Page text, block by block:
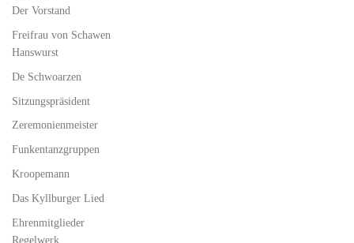
Der Vorstand
Freifrau von Schawen
Hanswurst
De Schwoarzen
Sitzungspräsident
Zeremonienmeister
Funkentanzgruppen
Kroopemann
Das Kyllburger Lied
Ehrenmitglieder
Regelwerk